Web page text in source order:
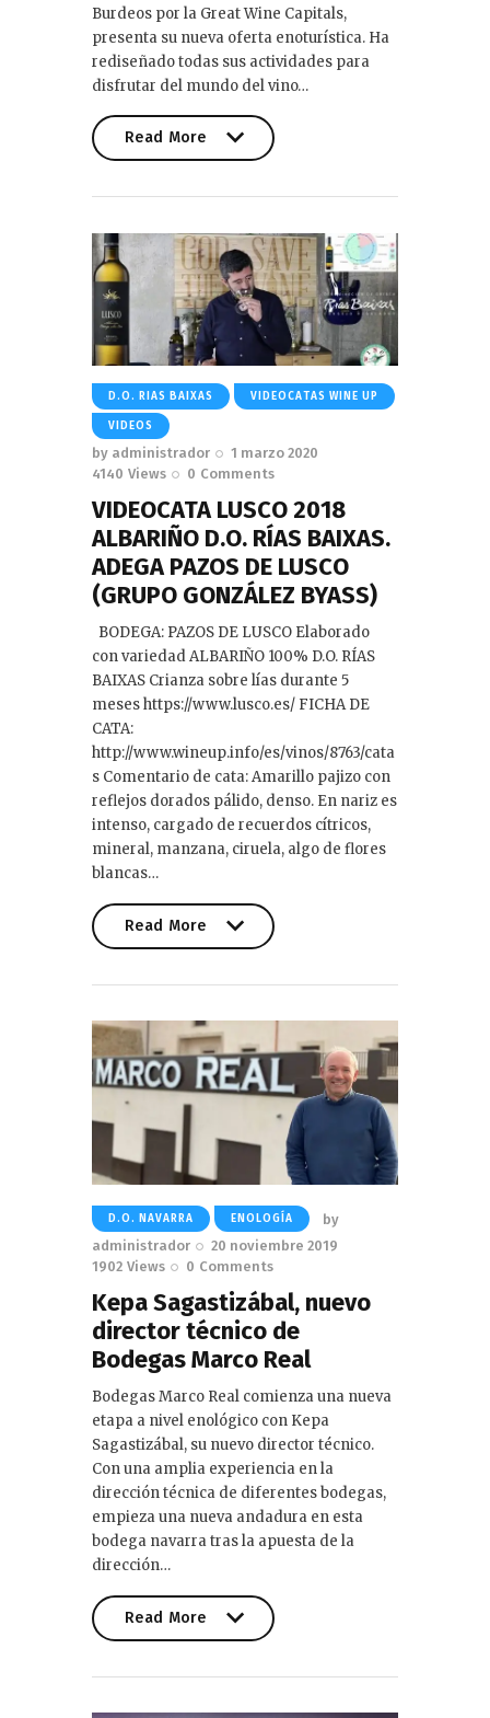
Burdeos por la Great Wine Capitals,
presenta su nueva oferta enoturística. Ha
rediseñado todas sus actividades para
disfrutar del mundo del vino…
Read More
D.O. RIAS BAIXAS VIDEOCATAS WINE UP
VIDEOS
by administrador
1 marzo 2020
4140 Views 0 Comments
VIDEOCATA LUSCO 2018
ALBARIÑO D.O. RÍAS BAIXAS.
ADEGA PAZOS DE LUSCO
(GRUPO GONZÁLEZ BYASS)
BODEGA: PAZOS DE LUSCO Elaborado
con variedad ALBARIÑO 100% D.O. RÍAS
BAIXAS Crianza sobre lías durante 5
meses https://www.lusco.es/ FICHA DE
CATA:
http://www.wineup.info/es/vinos/8763/cata
s Comentario de cata: Amarillo pajizo con
reflejos dorados pálido, denso. En nariz es
intenso, cargado de recuerdos cítricos,
mineral, manzana, ciruela, algo de flores
blancas…
Read More
D.O. NAVARRA ENOLOGÍA
by
administrador
20 noviembre 2019
1902 Views 0 Comments
Kepa Sagastizábal, nuevo
director técnico de
Bodegas Marco Real
Bodegas Marco Real comienza una nueva
etapa a nivel enológico con Kepa
Sagastizábal, su nuevo director técnico.
Con una amplia experiencia en la
dirección técnica de diferentes bodegas,
empieza una nueva andadura en esta
bodega navarra tras la apuesta de la
dirección…
Read More